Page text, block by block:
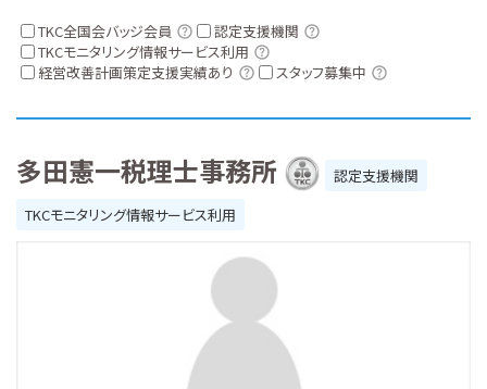
TKC全国会バッジ会員
認定支援機関
TKCモニタリング情報サービス利用
経営改善計画策定支援実績あり
スタッフ募集中
多田憲一税理士事務所
認定支援機関
TKCモニタリング情報サービス利用